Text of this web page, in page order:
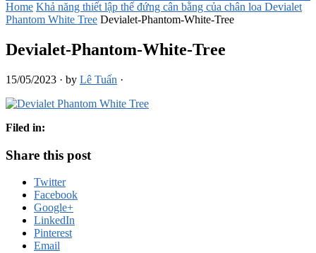
Home Khả năng thiết lập thế đứng cân bằng của chân loa Devialet
Phantom White Tree Devialet-Phantom-White-Tree
Devialet-Phantom-White-Tree
15/05/2023 · by Lê Tuấn ·
Filed in:
Share this post
Twitter
Facebook
Google+
LinkedIn
Pinterest
Email